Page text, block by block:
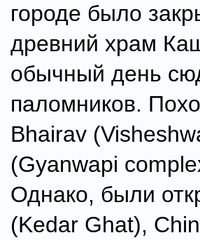
городе было
древний храм
обычный день
паломников.
Bhairav
(Gyanwapi
Однако, были
(Kedar Ghat),